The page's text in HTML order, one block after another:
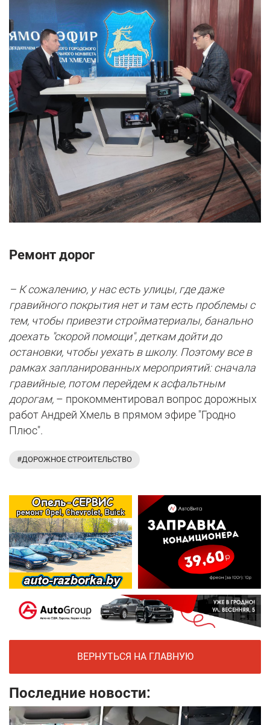
Ремонт дорог
– К сожалению, у нас есть улицы, где даже
гравийного покрытия нет и там есть проблемы с
тем, чтобы привезти стройматериалы, банально
доехать "скорой помощи", деткам дойти до
остановки, чтобы уехать в школу. Поэтому все в
рамках запланированных мероприятий: сначала
гравийные, потом перейдем к асфальтным
дорогам, – прокомментировал вопрос дорожных
работ Андрей Хмель в прямом эфире "Гродно
Плюс".
#ДОРОЖНОЕ СТРОИТЕЛЬСТВО
ВЕРНУТЬСЯ НА ГЛАВНУЮ
Последние новости: